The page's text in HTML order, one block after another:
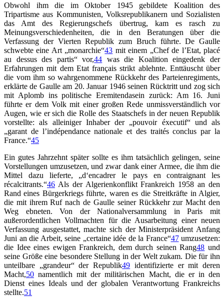
Obwohl ihm die im Oktober 1945 gebildete Koalition des
Tripartisme aus Kommunisten, Volksrepublikanern und Sozialisten
das Amt des Regierungschefs übertrug, kam es rasch zu
Meinungsverschiedenheiten, die in den Beratungen über die
Verfassung der Vierten Republik zum Bruch führte. De Gaulle
schwebte eine Art „monarchie“43 mit einem „Chef de l’Etat, placé
au dessus des partis“ vor,44 was die Koalition eingedenk der
Erfahrungen mit dem Etat français strikt ablehnte. Enttäuscht über
die vom ihm so wahrgenommene Rückkehr des Parteienregiments,
erklärte de Gaulle am 20. Januar 1946 seinen Rücktritt und zog sich
mit Aplomb ins politische Eremitendasein zurück: Am 16. Juni
führte er dem Volk mit einer großen Rede unmissverständlich vor
Augen, wie er sich die Rolle des Staatschefs in der neuen Republik
vorstellte: als alleiniger Inhaber der „pouvoir éxecutif“ und als
„garant de l’indépendance nationale et des traités conclus par la
France.“45
Ein gutes Jahrzehnt später sollte es ihm tatsächlich gelingen, seine
Vorstellungen umzusetzen, und zwar dank einer Armee, die ihm die
Mittel dazu lieferte, „d‘encadrer le pays en contraignant les
récalcitrants.“46 Als der Algerienkonflikt Frankreich 1958 an den
Rand eines Bürgerkriegs führte, waren es die Streitkräfte in Algier,
die mit ihrem Ruf nach de Gaulle seiner Rückkehr zur Macht den
Weg ebneten. Von der Nationalversammlung in Paris mit
außerordentlichen Vollmachten für die Ausarbeitung einer neuen
Verfassung ausgestattet, machte sich der Ministerpräsident Anfang
Juni an die Arbeit, seine „certaine idée de la France“47umzusetzen:
die Idee eines ewigen Frankreich, dem durch seinen Rang48 und
seine Größe eine besondere Stellung in der Welt zukam. Die für ihn
unteilbare „grandeur“ der Republik49 identifizierte er mit deren
Macht,50 namentlich mit der militärischen Macht, die er in den
Dienst eines Ideals und der globalen Verantwortung Frankreichs
stellte.51